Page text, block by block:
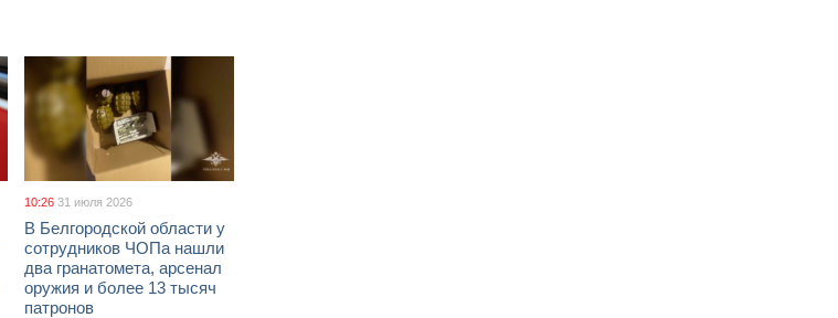
10:26 31 июля 2026
В Белгородской области у
сотрудников ЧОПа нашли
два гранатомета, арсенал
оружия и более 13 тысяч
патронов